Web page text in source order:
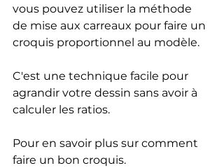
vous pouvez utiliser la méthode
de mise aux carreaux pour faire un
croquis proportionnel au modèle.
C'est une technique facile pour
agrandir votre dessin sans avoir à
calculer les ratios.
Pour en savoir plus sur comment
faire un bon croquis.